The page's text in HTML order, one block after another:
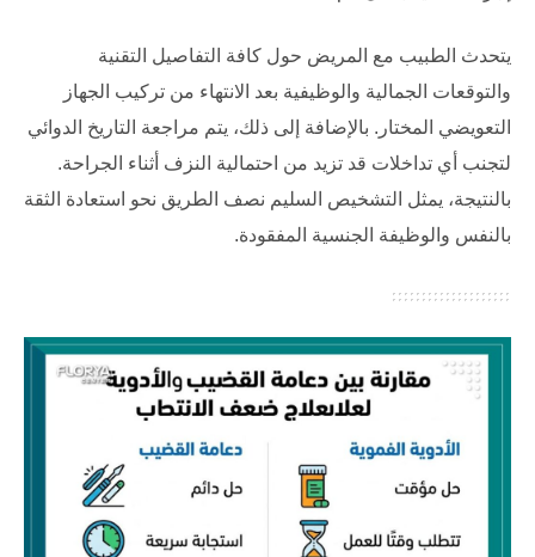
يتحدث الطبيب مع المريض حول كافة التفاصيل التقنية
والتوقعات الجمالية والوظيفية بعد الانتهاء من تركيب الجهاز
التعويضي المختار. بالإضافة إلى ذلك، يتم مراجعة التاريخ الدوائي
لتجنب أي تداخلات قد تزيد من احتمالية النزف أثناء الجراحة.
بالنتيجة، يمثل التشخيص السليم نصف الطريق نحو استعادة الثقة
بالنفس والوظيفة الجنسية المفقودة.